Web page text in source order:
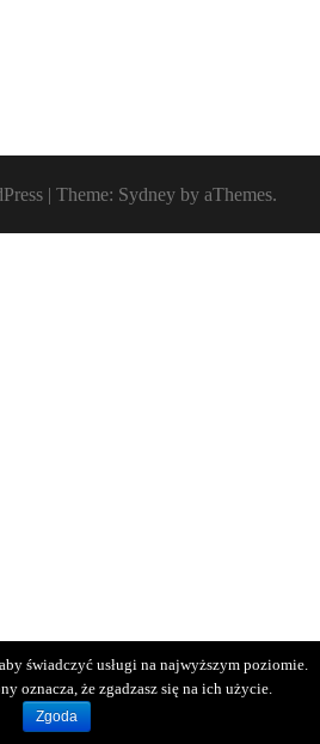
| Theme: Sydney by aThemes.
świadczyć usługi na najwyższym poziomie.
oznacza, że zgadzasz się na ich użycie.
Zgoda